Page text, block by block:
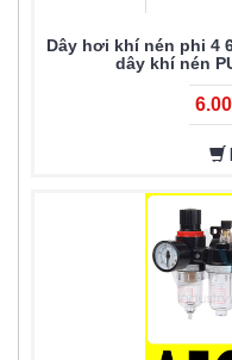
Dây hơi khí nén phi 4
dây khí nén